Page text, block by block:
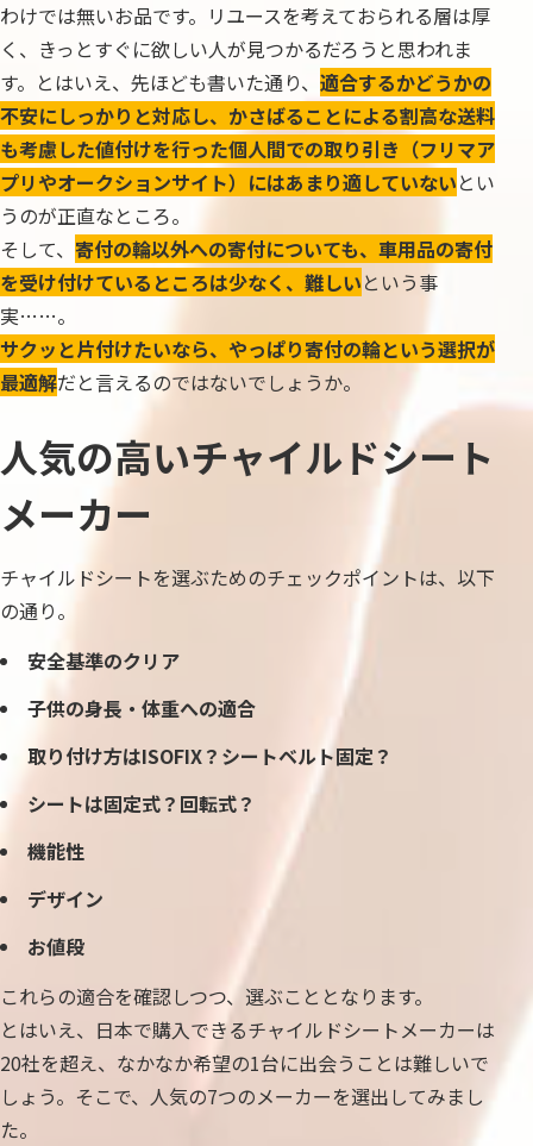
わけでは無いお品です。リユースを考えておられる層は厚
く、きっとすぐに欲しい人が見つかるだろうと思われま
す。とはいえ、先ほども書いた通り、 適合するかどうかの
不安にしっかりと対応し、かさばることによる割高な送料
も考慮した値付けを行った個人間での取り引き（フリマア
プリやオークションサイト）にはあまり適していないとい
うのが正直なところ。
そして、 寄付の輪以外への寄付についても、車用品の寄付
を受け付けているところは少なく、難しいという事
実……。
サクッと片付けたいなら、やっぱり寄付の輪という選択が
最適解だと言えるのではないでしょうか。
人気の高いチャイルドシート
メーカー
チャイルドシートを選ぶためのチェックポイントは、以下
の通り。
安全基準のクリア
子供の身長・体重への適合
取り付け方はISOFIX？シートベルト固定？
シートは固定式？回転式？
機能性
デザイン
お値段
これらの適合を確認しつつ、選ぶこととなります。
とはいえ、日本で購入できるチャイルドシートメーカーは
20社を超え、なかなか希望の1台に出会うことは難しいで
しょう。そこで、人気の7つのメーカーを選出してみまし
た。